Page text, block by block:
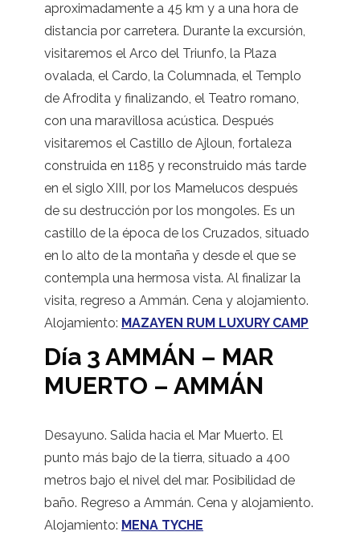
aproximadamente a 45 km y a una hora de
distancia por carretera. Durante la excursión,
visitaremos el Arco del Triunfo, la Plaza
ovalada, el Cardo, la Columnada, el Templo
de Afrodita y finalizando, el Teatro romano,
con una maravillosa acústica. Después
visitaremos el Castillo de Ajloun, fortaleza
construida en 1185 y reconstruido más tarde
en el siglo XIII, por los Mamelucos después
de su destrucción por los mongoles. Es un
castillo de la época de los Cruzados, situado
en lo alto de la montaña y desde el que se
contempla una hermosa vista. Al finalizar la
visita, regreso a Ammán. Cena y alojamiento.
Alojamiento: MAZAYEN RUM LUXURY CAMP
Día 3 AMMÁN – MAR
MUERTO – AMMÁN
Desayuno. Salida hacia el Mar Muerto. El
punto más bajo de la tierra, situado a 400
metros bajo el nivel del mar. Posibilidad de
baño. Regreso a Ammán. Cena y alojamiento.
Alojamiento: MENA TYCHE